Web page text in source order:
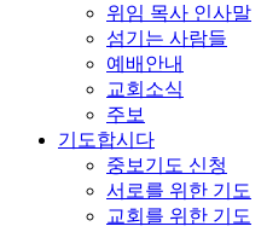
위임 목사 인사말
섬기는 사람들
예배안내
교회소식
주보
기도합시다
중보기도 신청
서로를 위한 기도
교회를 위한 기도